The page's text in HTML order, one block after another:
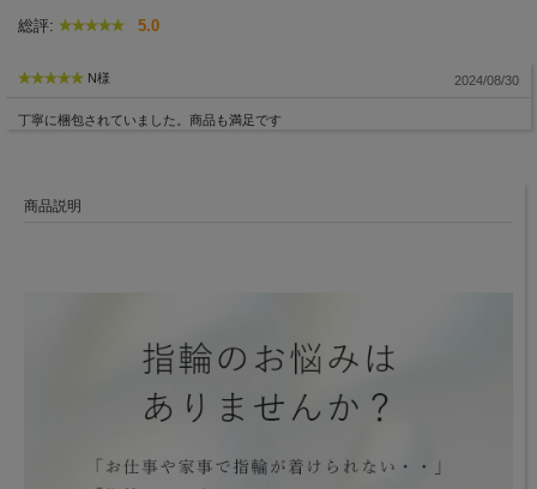
総評: 5.0
N様 2024/08/30
丁寧に梱包されていました。商品も満足です
商品説明